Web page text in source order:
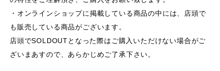
・オンラインショップに掲載している商品の中には、店頭で
も販売している商品がございます。
店頭でSOLDOUTとなった際はご購入いただけない場合がご
ざいまあすので、あらかじめご了承下さい。